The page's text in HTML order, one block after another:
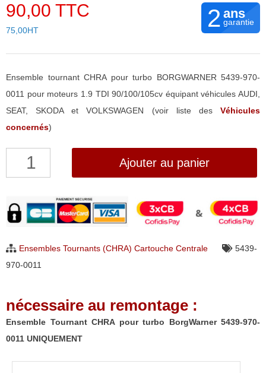
90,00 TTC
75,00HT 2 ans
garantie
Ensemble tournant CHRA pour turbo BORGWARNER 5439-970-
0011 pour moteurs 1.9 TDI 90/100/105cv équipant véhicules AUDI,
SEAT, SKODA et VOLKSWAGEN (voir liste des Véhicules
concernés)
quantité
Tournant
CHRA
turbo
970-
0011
UNIQUEMENT
Ajouter au panier
Ensembles Tournants (CHRA) Cartouche Centrale
5439-
970-0011
nécessaire au remontage :
Ensemble Tournant CHRA pour turbo BorgWarner 5439-970-
0011 UNIQUEMENT